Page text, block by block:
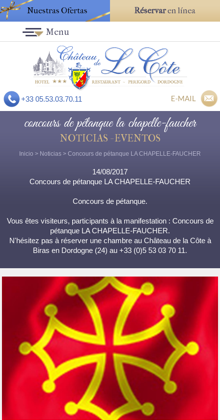
Nuestras Ofertas Réservaren línea
+33 05.53.03.70.11 E-MAIL
Menu
concours de pétanque la chapelle-faucher
NOTICIAS - EVENTOS
Inicio > Noticias > Concours de pétanque LA CHAPELLE-FAUCHER
14/08/2017
Concours de pétanque LA CHAPELLE-FAUCHER
Concours de pétanque.
Vous êtes visiteurs, participants à la manifestation : Concours de
pétanque LA CHAPELLE-FAUCHER.
N'hésitez pas à réserver une chambre au Château de la Côte à
Biras en Dordogne (24) au +33 (0)5 53 03 70 11.